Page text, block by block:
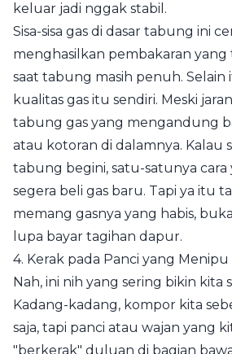
keluar jadi nggak stabil.
Sisa-sisa gas di dasar tabung ini
menghasilkan pembakaran yang
saat tabung masih penuh.
kualitas gas itu sendiri. Meski
tabung gas yang mengandung
atau kotoran di dalamnya. Kalau
tabung begini, satu-satunya cara
segera beli gas baru. Tapi ya itu
memang gasnya yang habis,
lupa bayar tagihan dapur.
4. Kerak pada Panci yang Menipu
Nah, ini nih yang sering bikin kita
Kadang-kadang, kompor kita
saja, tapi panci atau wajan yang
"berkerak" duluan di bagian